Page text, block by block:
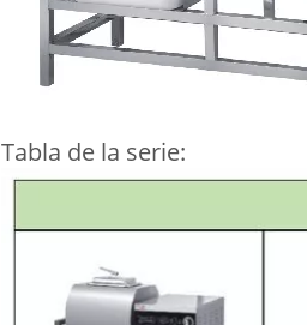
Tabla de la serie: